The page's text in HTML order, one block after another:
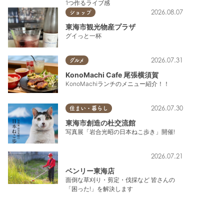
1つ作るライブ感
ショップ 2026.08.07
東海市観光物産プラザ
グイっと一杯
グルメ 2026.07.31
KonoMachi Cafe 尾張横須賀
KonoMachiランチのメニュー紹介！！
住まい・暮らし 2026.07.30
東海市創造の杜交流館
写真展「岩合光昭の日本ねこ歩き」開催!
2026.07.21
ベンリー東海店
面倒な草刈り・剪定・伐採など 皆さんの
「困った!」を解決します